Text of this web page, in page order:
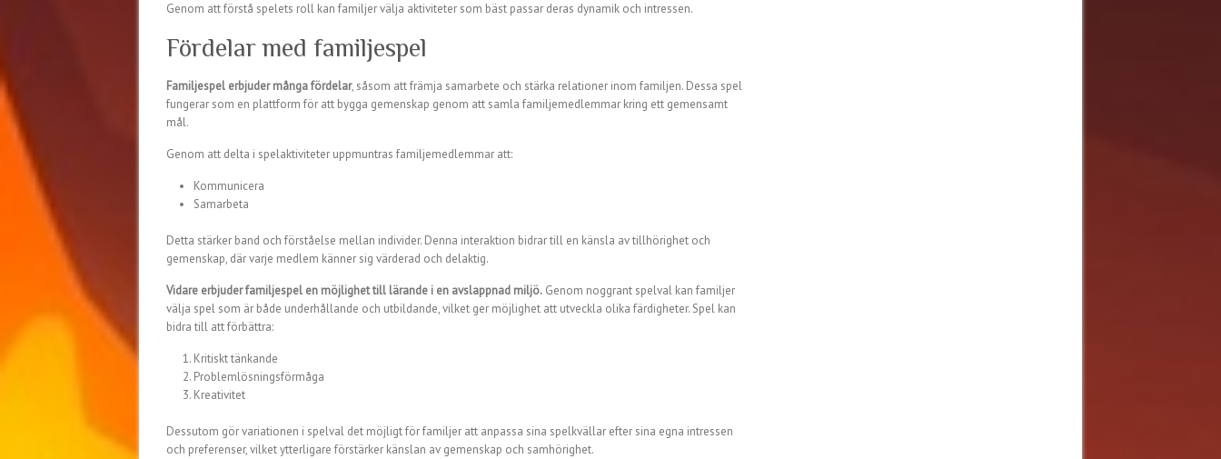
Genom att förstå spelets roll kan familjer välja aktiviteter som bäst passar deras dynamik och intressen.
Fördelar med familjespel
Familjespel erbjuder många fördelar, såsom att främja samarbete och stärka relationer inom familjen. Dessa spel
fungerar som en plattform för att bygga gemenskap genom att samla familjemedlemmar kring ett gemensamt
mål.
Genom att delta i spelaktiviteter uppmuntras familjemedlemmar att:
Kommunicera
Samarbeta
Detta stärker band och förståelse mellan individer. Denna interaktion bidrar till en känsla av tillhörighet och
gemenskap, där varje medlem känner sig värderad och delaktig.
Vidare erbjuder familjespel en möjlighet till lärande i en avslappnad miljö. Genom noggrant spelval kan familjer
välja spel som är både underhållande och utbildande, vilket ger möjlighet att utveckla olika färdigheter. Spel kan
bidra till att förbättra:
Kritiskt tänkande
Problemlösningsförmåga
Kreativitet
Dessutom gör variationen i spelval det möjligt för familjer att anpassa sina spelkvällar efter sina egna intressen
och preferenser, vilket ytterligare förstärker känslan av gemenskap och samhörighet.